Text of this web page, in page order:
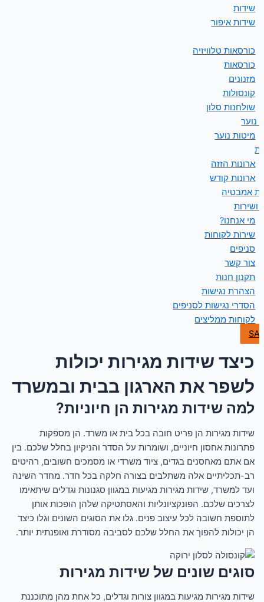
שידות
שידות איפור
כורסאות טלוויזיה
כורסאות
מזנונים
קונסולות
שולחנות סלון
נוער
מיטות נוער
ארונות הזזה
ארונות קודש
אמבטיה
ושירות
מי אנחנו?
שירות לקוחות
סניפים
צור קשר
תקנון חנות
הצהרת נגישות
הסדרי נגישות לסניפים
לקוחות ממליצים
כיצד שידות מגירות יכולות
לשפר את הארגון בבית ובמשרד
למה שידות מגירות הן חיוניות?
שידות מגירות הן פריט חובה בכל בית או משרד. הן מספקות
פתרונות אחסון חיוניים, ושומרות על הסדר והניקיון בחלל שלכם. בין
אם אתם מאחסנים בגדים, ציוד משרדי או מסמכים חשובים, רהיטים
רב-תכליתיים אלה משתלבים בצורה חלקה בכל חדר. מחדר השינה
ועד למשרד, שידות מגירות מגיעות במגוון סגנונות וגדלים שיתאימו
לצרכים שלכם. הפונקציונליות והאסתטיקה שלהן הופכות אותן
לתוספת חשובה לכל עיצוב פנים. גלו את הסוגים השונים וגלו כיצד
הן יכולות להפוך את החלל שלכם לסביבה מסודרת ואופנתית יותר.
סוגים שונים של שידות מגירות
שידות מגירות מגיעות במגוון צורות וגדלים, כל אחת מהן מתוכננת